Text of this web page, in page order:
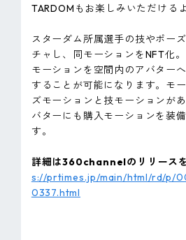
TARDOMもお楽しみいただける
スターダム所属選手の技やポー
チャし、同モーションをNFT化
モーションを空間内のアバター
することが可能になります。モ
ズモーションと技モーションが
バターにも購入モーションを装
す。
詳細は360channelのリリース
s://prtimes.jp/main/html/rd/p/
0337.html